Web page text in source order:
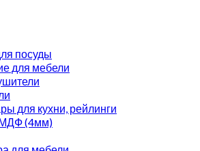
посуды
для мебели
для кухни, рейлинги
МДФ (4мм)